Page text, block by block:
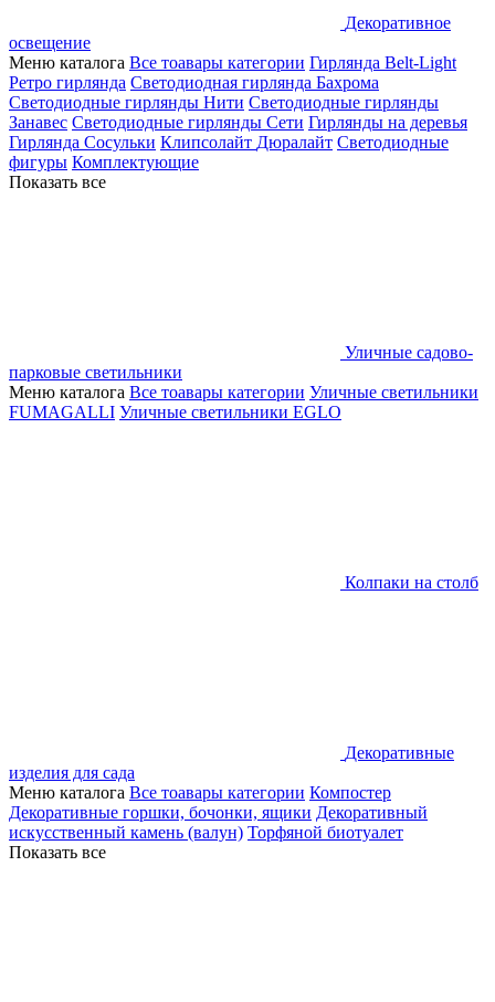
Декоративное
освещение
Меню каталога Все тоавары категории Гирлянда Belt-Light
Ретро гирлянда Светодиодная гирлянда Бахрома
Светодиодные гирлянды Нити Светодиодные гирлянды
Занавес Светодиодные гирлянды Сети Гирлянды на деревья
Гирлянда Сосульки Клипсолайт Дюралайт Светодиодные
фигуры Комплектующие
Показать все
Уличные садово-
парковые светильники
Меню каталога Все тоавары категории Уличные светильники
FUMAGALLI Уличные светильники EGLO
Колпаки на столб
Декоративные
изделия для сада
Меню каталога Все тоавары категории Компостер
Декоративные горшки, бочонки, ящики Декоративный
искусственный камень (валун) Торфяной биотуалет
Показать все